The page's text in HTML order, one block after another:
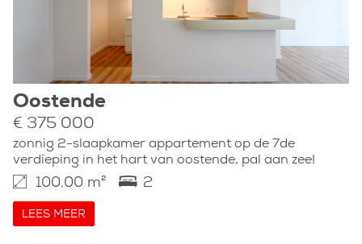
Oostende
€ 375 000
zonnig 2-slaapkamer appartement op de 7de
verdieping in het hart van oostende, pal aan zee!
100.00 m² 2
LEES MEER